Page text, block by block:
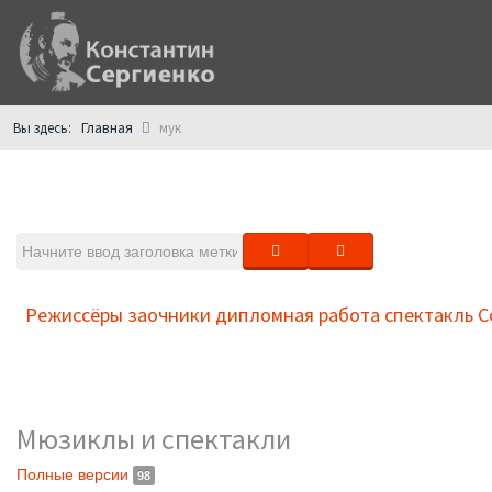
Вы здесь: Главная мук
Режиссёры заочники дипломная работа спектакль
Мюзиклы и спектакли
Полные версии 98